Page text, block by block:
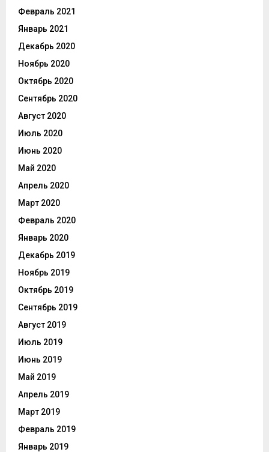
Февраль 2021
Январь 2021
Декабрь 2020
Ноябрь 2020
Октябрь 2020
Сентябрь 2020
Август 2020
Июль 2020
Июнь 2020
Май 2020
Апрель 2020
Март 2020
Февраль 2020
Январь 2020
Декабрь 2019
Ноябрь 2019
Октябрь 2019
Сентябрь 2019
Август 2019
Июль 2019
Июнь 2019
Май 2019
Апрель 2019
Март 2019
Февраль 2019
Январь 2019